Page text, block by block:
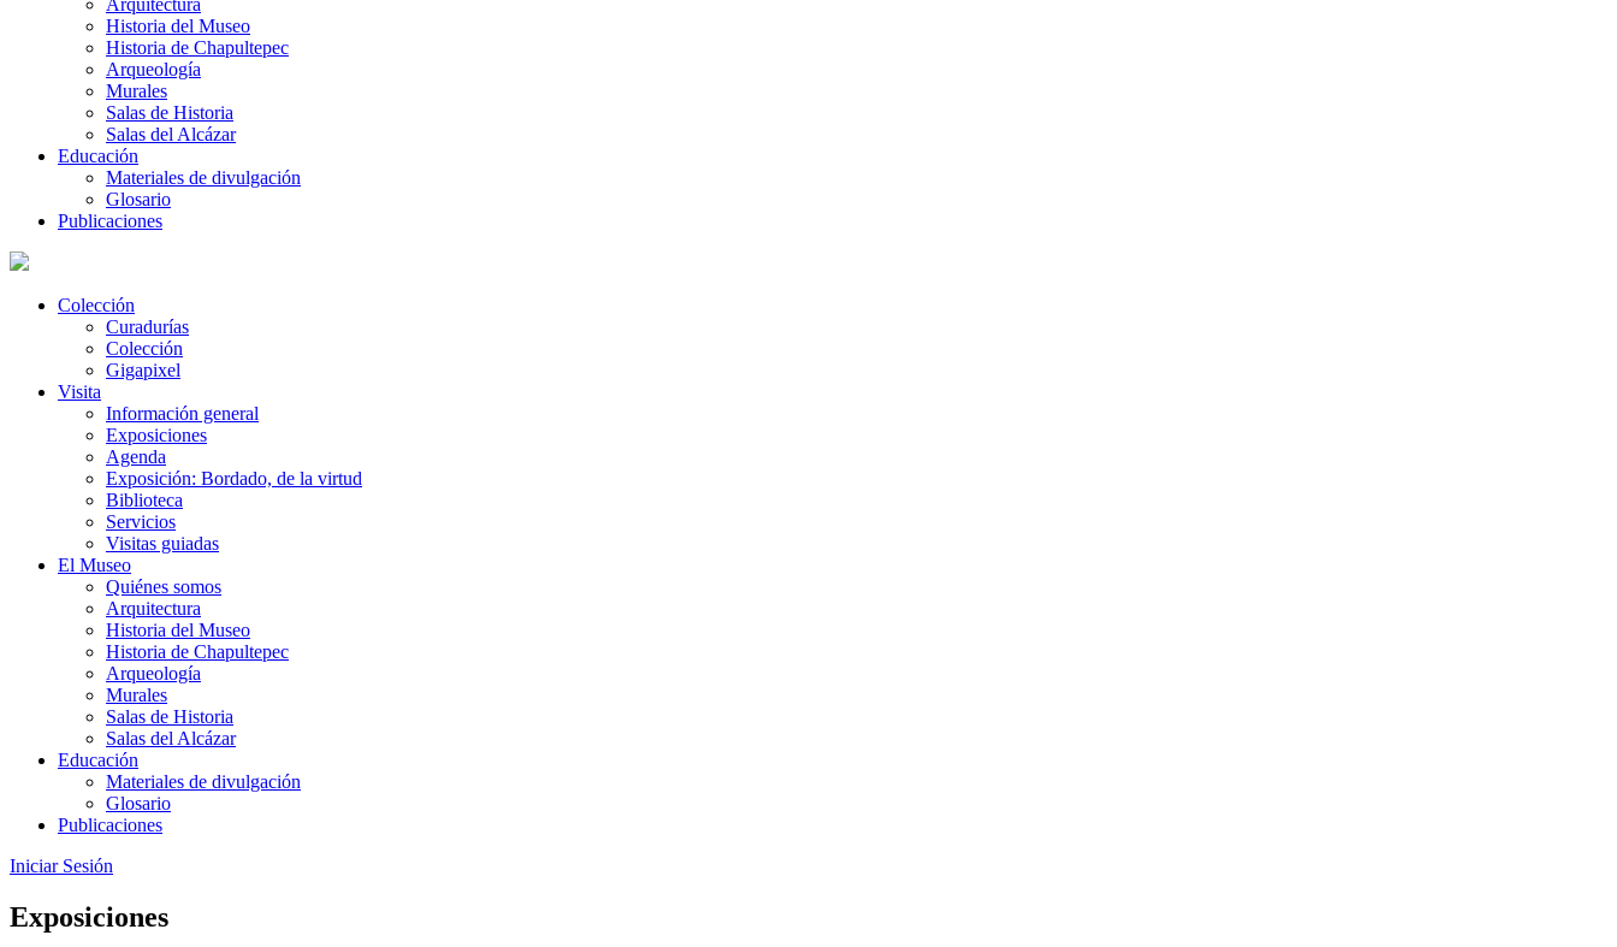
Arquitectura
Historia del Museo
Historia de Chapultepec
Arqueología
Murales
Salas de Historia
Salas del Alcázar
Educación
Materiales de divulgación
Glosario
Publicaciones
Colección
Curadurías
Colección
Gigapixel
Visita
Información general
Exposiciones
Agenda
Exposición: Bordado, de la virtud
Biblioteca
Servicios
Visitas guiadas
El Museo
Quiénes somos
Arquitectura
Historia del Museo
Historia de Chapultepec
Arqueología
Murales
Salas de Historia
Salas del Alcázar
Educación
Materiales de divulgación
Glosario
Publicaciones
Iniciar Sesión
Exposiciones